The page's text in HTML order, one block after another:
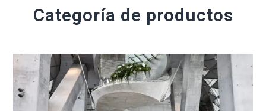
Categoría de productos